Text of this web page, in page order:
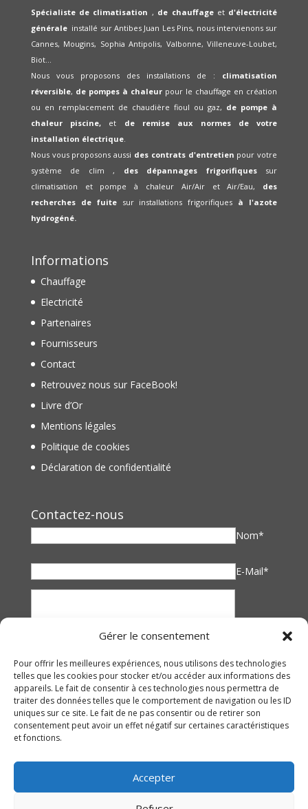
Gérer le consentement
Pour offrir les meilleures expériences, nous utilisons des technologies
telles que les cookies pour stocker et/ou accéder aux informations des
appareils. Le fait de consentir à ces technologies nous permettra de
traiter des données telles que le comportement de navigation ou les ID
uniques sur ce site. Le fait de ne pas consentir ou de retirer son
consentement peut avoir un effet négatif sur certaines caractéristiques
et fonctions.
Accepter
Spécialiste de climatisation , de chauffageet d'électricité
générale installé sur Antibes Juan Les Pins, nous intervienons sur
Cannes, Mougins, Sophia Antipolis, Valbonne, Villeneuve-Loubet,
Biot...
Nous vous proposons des installations de : climatisation
réversible, de pompes à chaleurpour le chauffage en création
ou en remplacement de chaudière fioul ou gaz, de pompe à
chaleur piscine, et de remise aux normes de votre
installation électrique.
Nous vous proposons aussi des contrats d'entretien pour votre
système de clim , des dépannages frigorifiquessur
climatisation et pompe à chaleur Air/Air et Air/Eau, des
recherches de fuite sur installations frigorifiques à l'azote
hydrogéné.
Informations
Chauffage
Electricité
Partenaires
Fournisseurs
Contact
Retrouvez nous sur FaceBook!
Livre d’Or
Mentions légales
Politique de cookies
Déclaration de confidentialité
Contactez-nous
Nom*
E-Mail*